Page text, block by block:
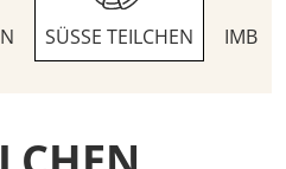
SÜSSE TEILCHEN